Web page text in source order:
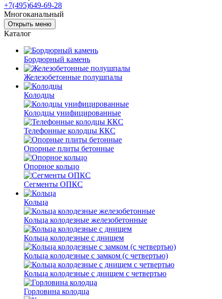
+7(495)649-69-28
Многоканальный
Открыть меню
Каталог
Бордюрный камень
Железобетонные полушпалы
Колодцы
Колодцы унифицированные
Телефонные колодцы ККС
Опорные плиты бетонные
Опорное кольцо
Сегменты ОПКС
Кольца
Кольца колодезные железобетонные
Кольца колодезные с днищем
Кольца колодезные с замком (с четвертью)
Кольца колодезные с днищем с четвертью
Горловина колодца